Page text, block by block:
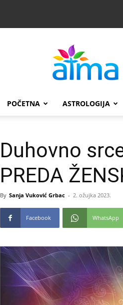
POČETNA ASTROLOGIJA
Duhovno
PREDA
By Sanja Vuković Grbac - 2. ožujka 2023.
Facebook WhatsApp